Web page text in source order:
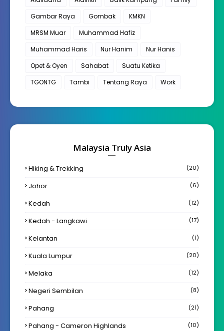
Gambar Raya
Gombak
KMKN
MRSM Muar
Muhammad Hafiz
Muhammad Haris
Nur Hanim
Nur Hanis
Opet & Oyen
Sahabat
Suatu Ketika
TGONTG
Tambi Tentang Raya Work
Malaysia Truly Asia
Hiking & Trekking (20)
Johor (6)
Kedah (12)
Kedah - Langkawi (17)
Kelantan (1)
Kuala Lumpur (20)
Melaka (12)
Negeri Sembilan (8)
Pahang (21)
Pahang - Cameron Highlands (10)